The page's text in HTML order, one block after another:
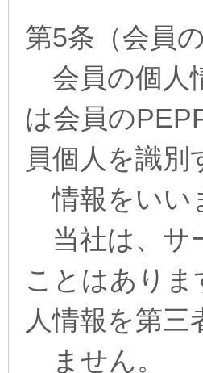
第5条（会員
会員の個人
は会員の
員個人を識
情報をいい
当社は、サ
ことはあり
人情報を第
ません。